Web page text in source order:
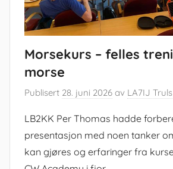
Morsekurs – felles
morse
Publisert 28. juni 2026 av LA7IJ Truls
LB2KK Per Thomas hadde
presentasjon med noen tanker
kan gjøres og erfaringer fra